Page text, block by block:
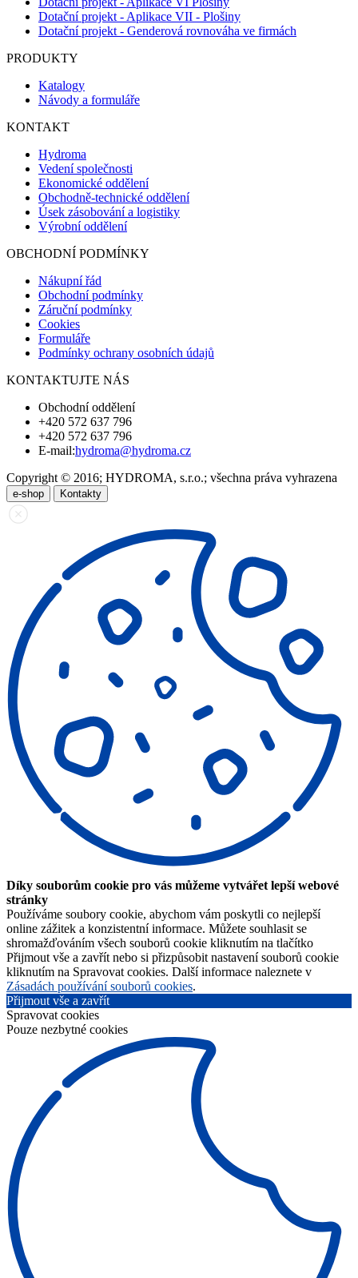
Dotační projekt - Aplikace VII - Plošiny
Dotační projekt - Genderová rovnováha ve firmách
PRODUKTY
Katalogy
Návody a formuláře
KONTAKT
Hydroma
Vedení společnosti
Ekonomické oddělení
Obchodně-technické oddělení
Úsek zásobování a logistiky
Výrobní oddělení
OBCHODNÍ PODMÍNKY
Nákupní řád
Obchodní podmínky
Záruční podmínky
Cookies
Formuláře
Podmínky ochrany osobních údajů
KONTAKTUJTE NÁS
Obchodní oddělení
+420 572 637 796
+420 572 637 796
E-mail:hydroma@hydroma.cz
Copyright © 2016; HYDROMA, s.r.o.; všechna práva vyhrazena
e-shop Kontakty
Díky souborům cookie pro vás můžeme vytvářet lepší webové
stránky
Používáme soubory cookie, abychom vám poskytli co nejlepší
online zážitek a konzistentní informace. Můžete souhlasit se
shromažďováním všech souborů cookie kliknutím na tlačítko
Přijmout vše a zavřít nebo si přizpůsobit nastavení souborů cookie
kliknutím na Spravovat cookies. Další informace naleznete v
Zásadách používání souborů cookies.
Přijmout vše a zavřít
Spravovat cookies
Pouze nezbytné cookies